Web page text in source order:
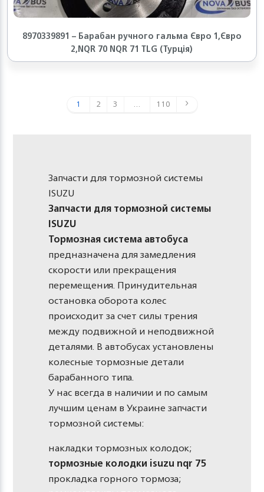
8970339891 – Барабан ручного гальма Євро 1,Євро
2,NQR 70 NQR 71 TLG (Турція)
1 2 3 … 110
Запчасти для тормозной системы
ISUZU
Запчасти для тормозной системы
ISUZU
Тормозная система автобуса
предназначена для замедления
скорости или прекращения
перемещения. Принудительная
остановка оборота колес
происходит за счет силы трения
между подвижной и неподвижной
деталями. В автобусах установлены
колесные тормозные детали
барабанного типа.
У нас всегда в наличии и по самым
лучшим ценам в Украине запчасти
тормозной системы:
накладки тормозных колодок;
тормозные колодки isuzu nqr 75
прокладка горного тормоза;